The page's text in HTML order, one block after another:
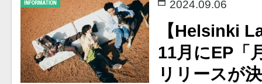
2024.09.06
【Helsinki
11月にEP「
リリースが